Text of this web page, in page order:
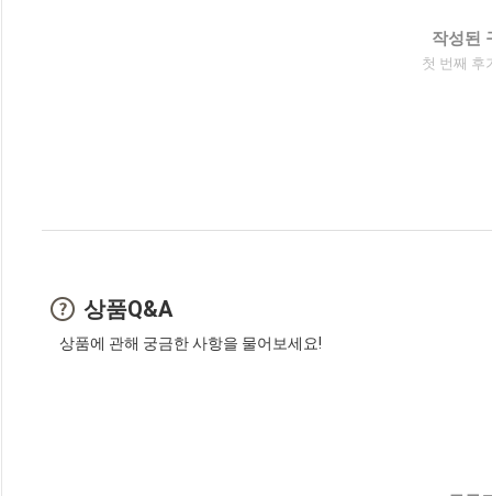
작성된
첫 번째 후
상품Q&A
상품에 관해 궁금한 사항을 물어보세요!